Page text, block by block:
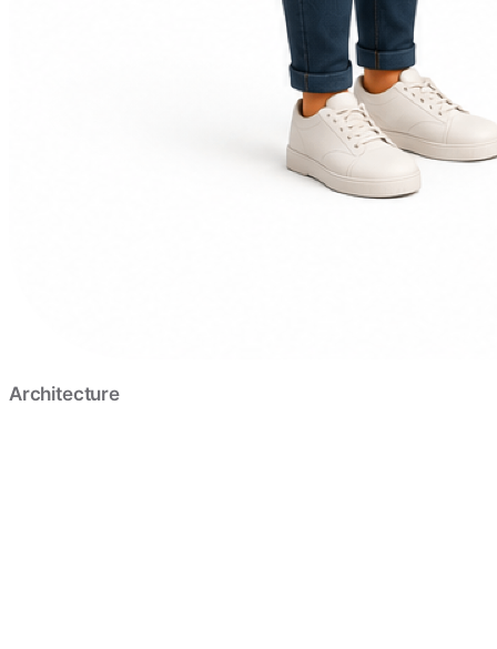
Architecture